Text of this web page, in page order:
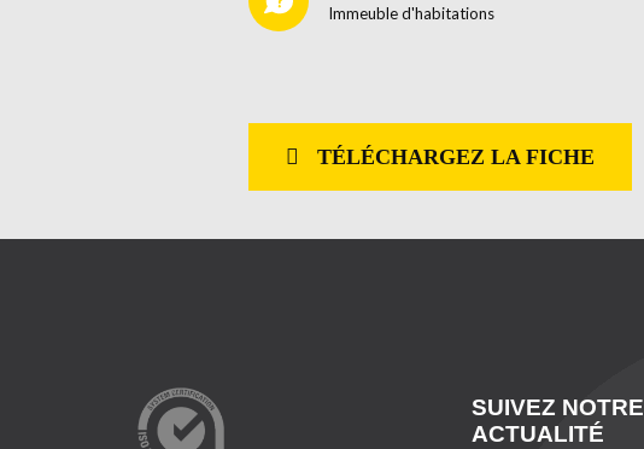
Immeuble d'habitations
TÉLÉCHARGEZ LA FICHE
SUIVEZ NOTRE
ACTUALITÉ